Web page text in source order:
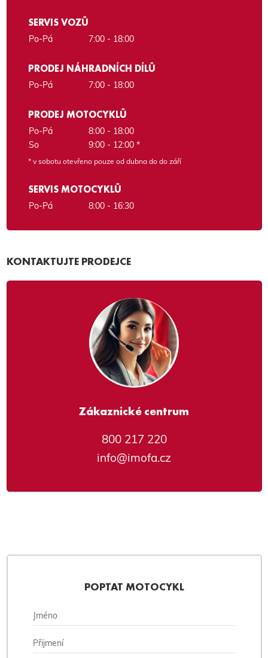
SERVIS VOZŮ
Po-Pá 7:00 - 18:00
PRODEJ NÁHRADNÍCH DÍLŮ
Po-Pá 7:00 - 18:00
PRODEJ MOTOCYKLŮ
Po-Pá
8:00 - 18:00
So
9:00 - 12:00 *
* v sobotu otevřeno pouze od dubna do do září
SERVIS MOTOCYKLŮ
Po-Pá 8:00 - 16:30
KONTAKTUJTE PRODEJCE
Zákaznické centrum
800 217 220
info@imofa.cz
POPTAT MOTOCYKL